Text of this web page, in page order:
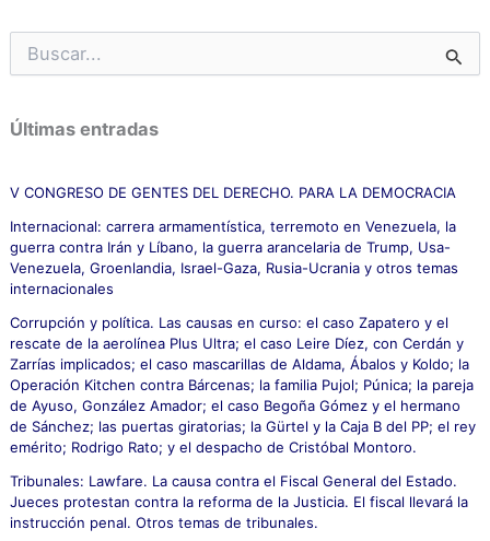
u
c
a
p
r
:
Últimas entradas
V CONGRESO DE GENTES DEL DERECHO. PARA LA DEMOCRACIA
Internacional: carrera armamentística, terremoto en Venezuela, la
guerra contra Irán y Líbano, la guerra arancelaria de Trump, Usa-
Venezuela, Groenlandia, Israel-Gaza, Rusia-Ucrania y otros temas
internacionales
Corrupción y política. Las causas en curso: el caso Zapatero y el
rescate de la aerolínea Plus Ultra; el caso Leire Díez, con Cerdán y
Zarrías implicados; el caso mascarillas de Aldama, Ábalos y Koldo; la
Operación Kitchen contra Bárcenas; la familia Pujol; Púnica; la pareja
de Ayuso, González Amador; el caso Begoña Gómez y el hermano
de Sánchez; las puertas giratorias; la Gürtel y la Caja B del PP; el rey
emérito; Rodrigo Rato; y el despacho de Cristóbal Montoro.
Tribunales: Lawfare. La causa contra el Fiscal General del Estado.
Jueces protestan contra la reforma de la Justicia. El fiscal llevará la
instrucción penal. Otros temas de tribunales.